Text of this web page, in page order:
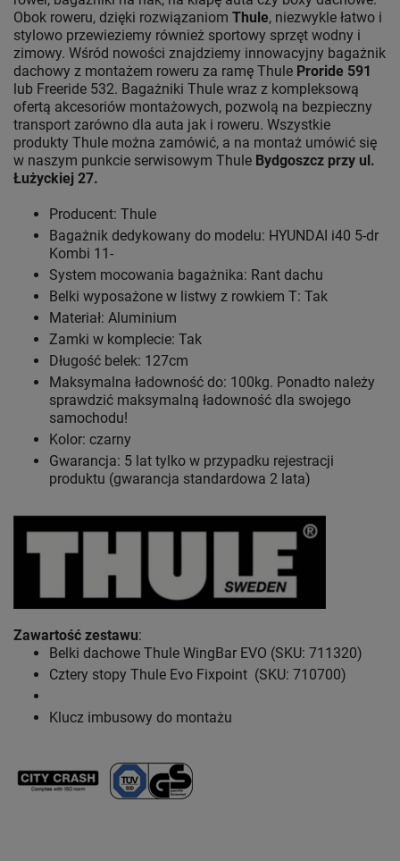
Obok roweru, dzięki rozwiązaniom Thule, niezwykle łatwo i
stylowo przewieziemy również sportowy sprzęt wodny i
zimowy. Wśród nowości znajdziemy innowacyjny bagażnik
dachowy z montażem roweru za ramę Thule Proride 591
lub Freeride 532. Bagażniki Thule wraz z kompleksową
ofertą akcesoriów montażowych, pozwolą na bezpieczny
transport zarówno dla auta jak i roweru. Wszystkie
produkty Thule można zamówić, a na montaż umówić się
w naszym punkcie serwisowym Thule Bydgoszcz przy ul.
Łużyckiej 27.
Producent: Thule
Bagażnik dedykowany do modelu: HYUNDAI i40 5-dr
Kombi 11-
System mocowania bagażnika: Rant dachu
Belki wyposażone w listwy z rowkiem T: Tak
Materiał: Aluminium
Zamki w komplecie: Tak
Długość belek: 127cm
Maksymalna ładowność do: 100kg. Ponadto należy
sprawdzić maksymalną ładowność dla swojego
samochodu!
Kolor: czarny
Gwarancja: 5 lat tylko w przypadku rejestracji
produktu (gwarancja standardowa 2 lata)
Zawartość zestawu:
Belki dachowe Thule WingBar EVO (SKU: 711320)
Cztery stopy Thule Evo Fixpoint (SKU: 710700)
Klucz imbusowy do montażu